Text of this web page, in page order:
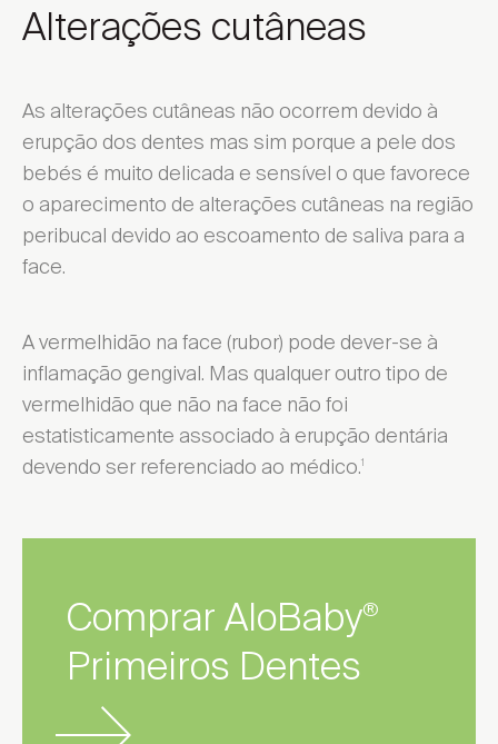
Alterações cutâneas
As alterações cutâneas não ocorrem devido à
erupção dos dentes mas sim porque a pele dos
bebés é muito delicada e sensível o que favorece
o aparecimento de alterações cutâneas na região
peribucal devido ao escoamento de saliva para a
face.
A vermelhidão na face (rubor) pode dever-se à
inflamação gengival. Mas qualquer outro tipo de
vermelhidão que não na face não foi
estatisticamente associado à erupção dentária
devendo ser referenciado ao médico.1
Comprar AloBaby®
Primeiros Dentes